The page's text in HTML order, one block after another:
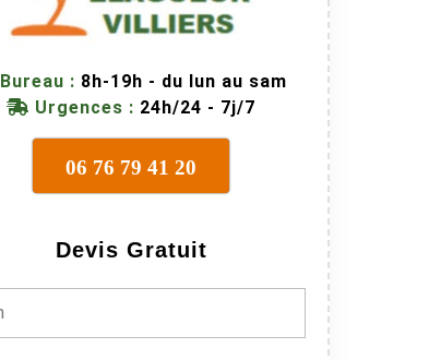
Bureau : 8h-19h - du lun au sam
Urgences : 24h/24 - 7j/7
06 76 79 41 20
Devis Gratuit